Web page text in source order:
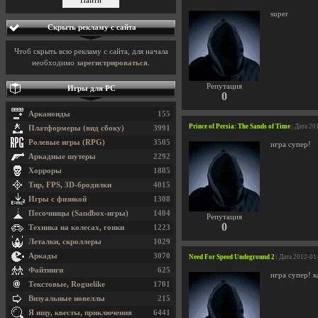
Репутация
0
super
Prince of Persia: The Sands of Time | Дата
Репутация
0
игра супер!
Need For Speed Undeground 2 | Дата 2012-
игра супер!
Скрыть рекламу с сайта
Чтоб скрыть всю рекламу с сайта, для начала
необходимо зарегистрироваться
Игры для PC
155
Арканоиды
3991
Платформеры (вид сбоку)
3505
Ролевые игры (RPG)
2292
Аркадные шутеры
1885
Хорроры
4015
Тир, FPS, 3D-бродилки
1308
Игры с физикой
1404
Песочницы (Sandbox-игры)
1223
Техника на колесах, гонки
1029
Леталки, скроллеры
3070
Аркады
625
Файтинги
1701
Текстовые, Roguelike
215
Визуальные новеллы
6441
Я ищу, квесты, приключения